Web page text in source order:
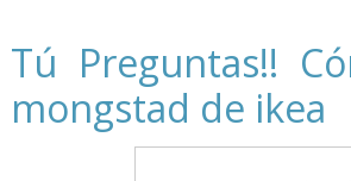
Tú Preguntas!!
mongstad de ikea